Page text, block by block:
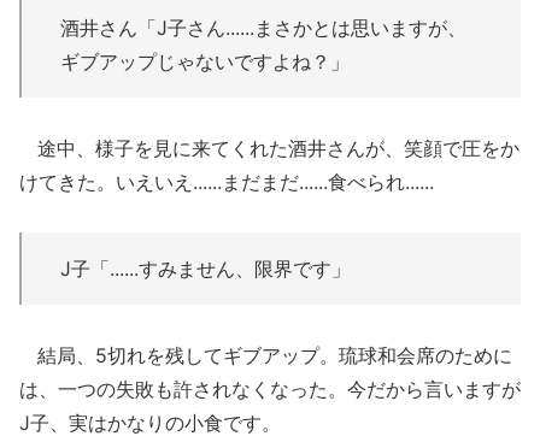
酒井さん「J子さん......まさかとは思いますが、
ギブアップじゃないですよね？」
途中、様子を見に来てくれた酒井さんが、笑顔で圧をか
けてきた。いえいえ......まだまだ......食べられ......
J子「......すみません、限界です」
結局、5切れを残してギブアップ。琉球和会席のために
は、一つの失敗も許されなくなった。今だから言いますが
J子、実はかなりの小食です。